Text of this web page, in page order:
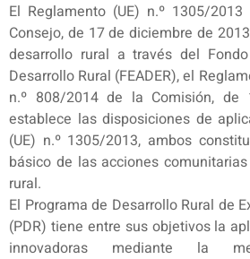
El Reglamento (UE) n.º 1305/
Consejo, de 17 de diciembre de
desarrollo rural a través del
Desarrollo Rural (FEADER), el
n.º 808/2014 de la Comisión,
establece las disposiciones de
(UE) n.º 1305/2013, ambos
básico de las acciones
rural.
El Programa de Desarrollo Rural de
(PDR) tiene entre sus objetivos la
innovadoras mediante la